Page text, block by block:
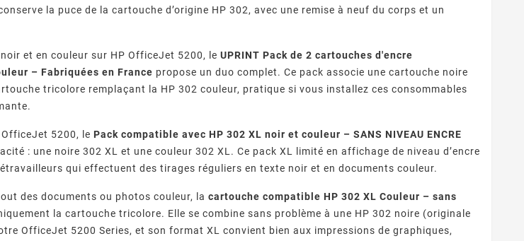
la puce de la cartouche d’origine HP 302, avec une remise à neuf du corps et un
et en couleur sur HP OfficeJet 5200, leUPRINT Pack de 2 cartouches d'encre
– Fabriquées en France propose un duo complet. Ce pack associe une cartouche noire
tricolore remplaçant la HP 302 couleur, pratique si vous installez ces consommables
5200, le Pack compatible avec HP 302 XL noir et couleur – SANS NIVEAU ENCRE
: une noire 302 XL et une couleur 302 XL. Ce pack XL limité en affichage de niveau d’encre
qui effectuent des tirages réguliers en texte noir et en documents couleur.
des documents ou photos couleur, lacartouche compatible HP 302 XL Couleur – sans
la cartouche tricolore. Elle se combine sans problème à une HP 302 noire (originale
OfficeJet 5200 Series, et son format XL convient bien aux impressions de graphiques,